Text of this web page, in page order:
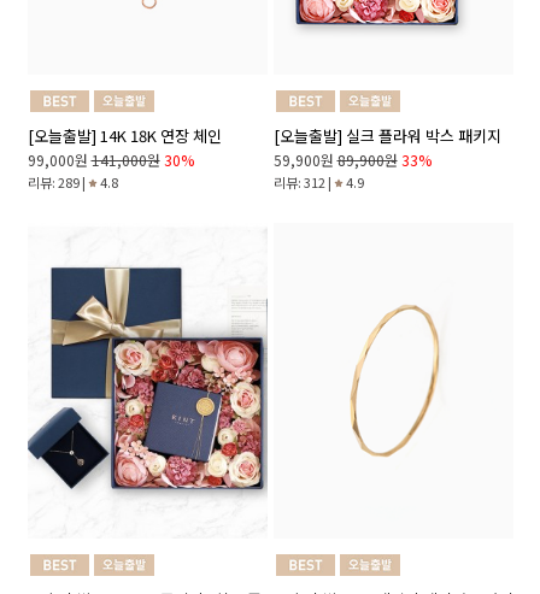
[오늘출발] 14K 18K 연장 체인
99,000원 141,000원 30%
리뷰: 289 | 4.8
[오늘출발] 실크 플라워 박스 패키지
59,900원 89,900원 33%
리뷰: 312 | 4.9